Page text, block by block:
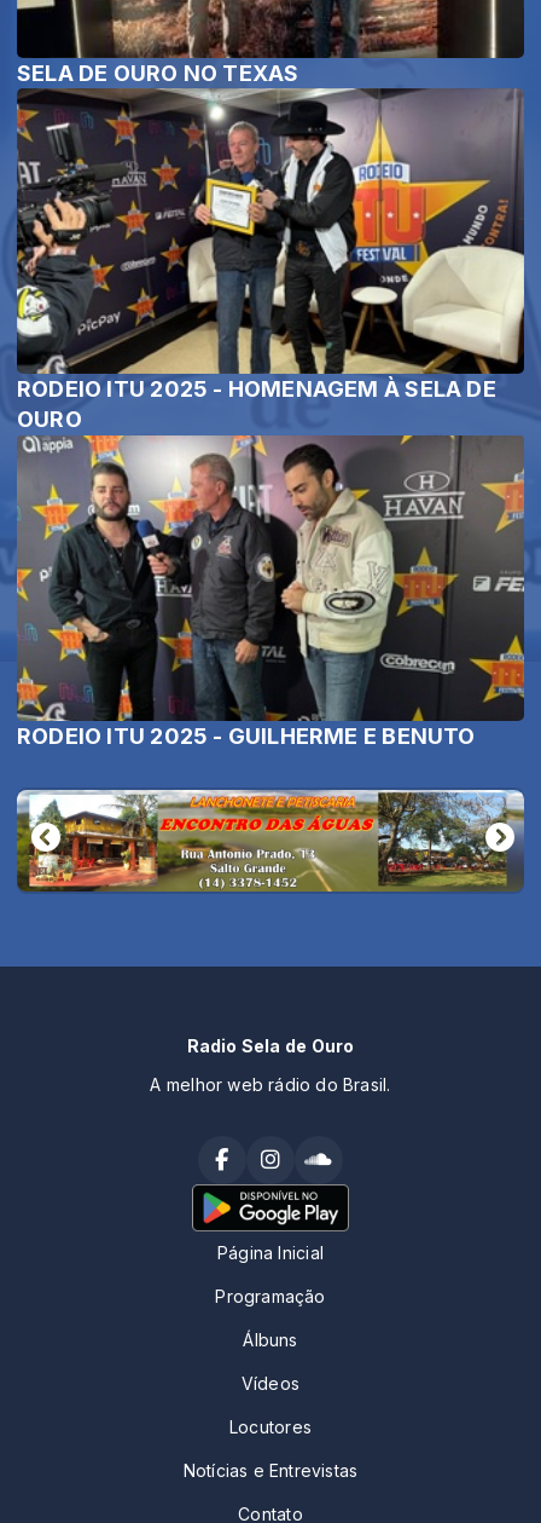
SELA DE OURO NO TEXAS
RODEIO ITU 2025 - HOMENAGEM À SELA DE
OURO
RODEIO ITU 2025 - GUILHERME E BENUTO
Radio Sela de Ouro
A melhor web rádio do Brasil.
Página Inicial
Programação
Álbuns
Vídeos
Locutores
Notícias e Entrevistas
Contato